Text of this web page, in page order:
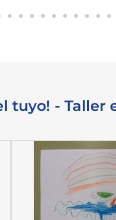
tuyo! - Taller